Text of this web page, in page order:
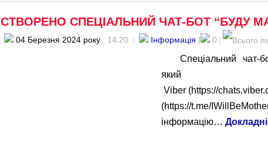
СТВОРЕНО СПЕЦІАЛЬНИЙ ЧАТ-БОТ “БУДУ
04 Березня 2024 року , 14:20 | Інформація | 0 |
Спеціальний чат-
який
Viber (https://
(https://t.me/
інформацію…